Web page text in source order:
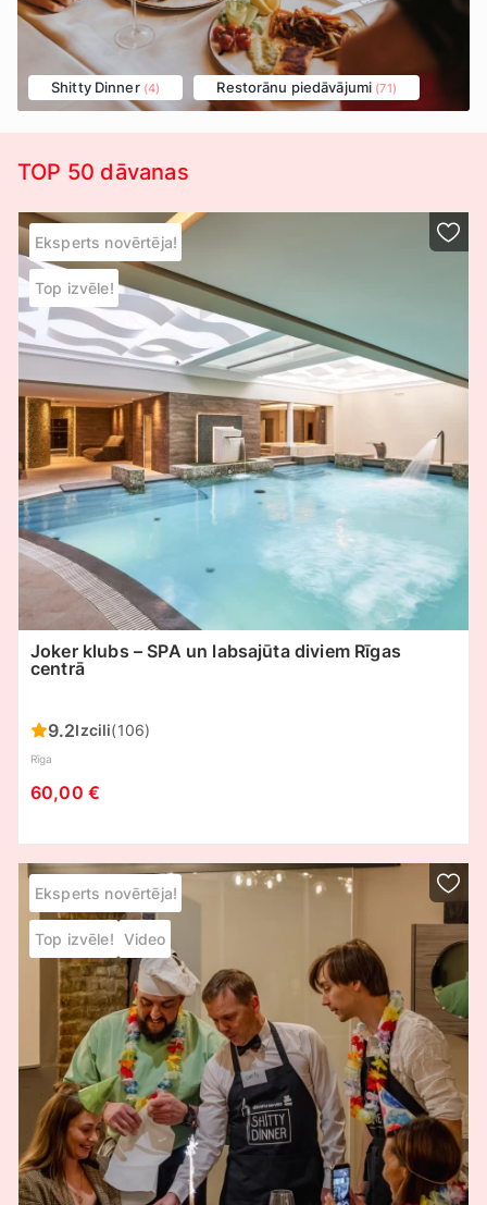
Shitty Dinner (4) Restorānu piedāvājumi (71)
TOP 50 dāvanas
Eksperts novērtēja!
Top izvēle!
Joker klubs – SPA un labsajūta diviem Rīgas
centrā
9.2Izcili(106)
Rīga
60,00 €
Eksperts novērtēja!
Top izvēle! Video